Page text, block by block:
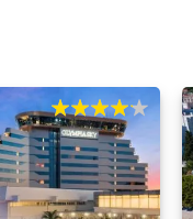
80%
% of100